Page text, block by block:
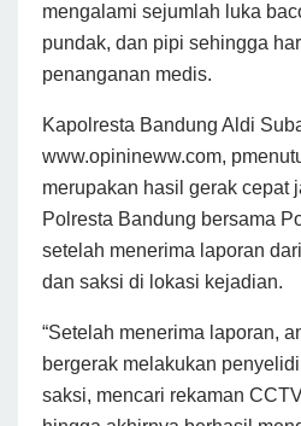
mengalami sejumlah luka
pundak, dan pipi sehingga
penanganan medis.
Kapolresta Bandung Aldi
www.opinineww.com,
merupakan hasil gerak cepat
Polresta Bandung bersama
setelah menerima laporan
dan saksi di lokasi kejadian.
“Setelah menerima laporan,
bergerak melakukan
saksi, mencari rekaman